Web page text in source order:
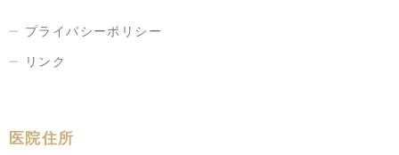
プライバシーポリシー
リンク
医院住所